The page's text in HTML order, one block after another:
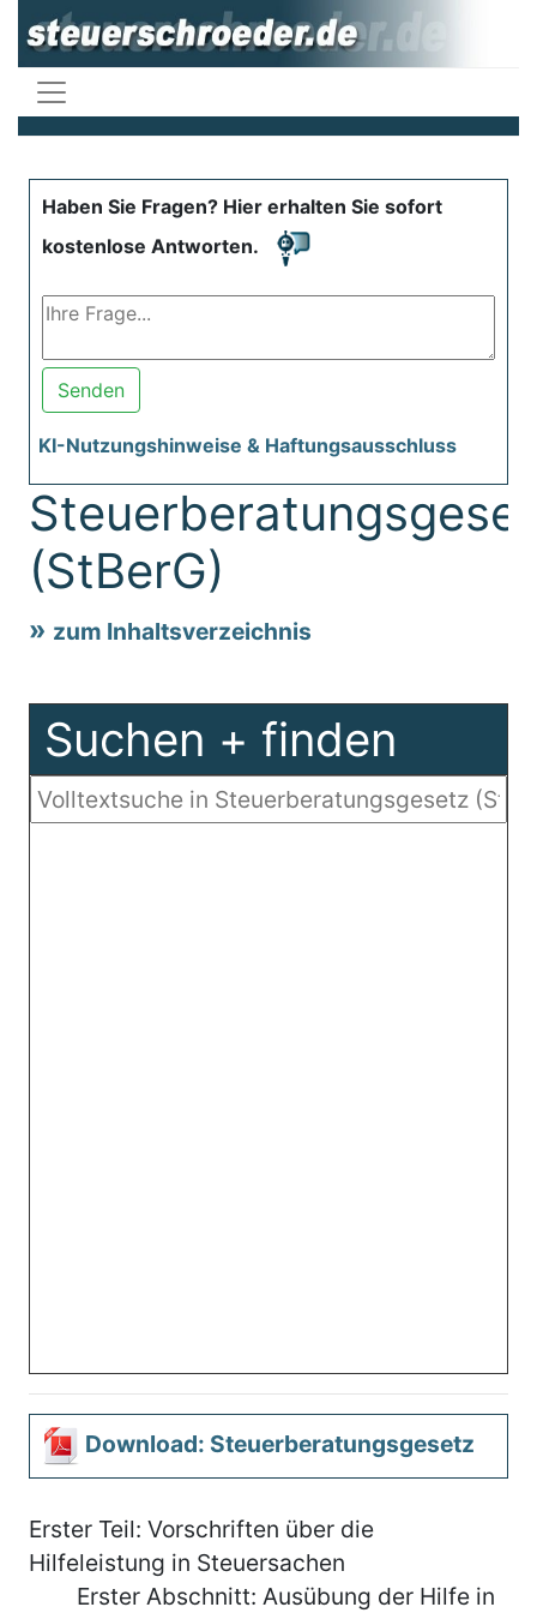
Haben Sie Fragen? Hier erhalten Sie sofort
kostenlose Antworten.
Senden
KI-Nutzungshinweise & Haftungsausschluss
(StBerG)
zum Inhaltsverzeichnis
Suchen + finden
Download: Steuerberatungsgesetz
Erster Teil: Vorschriften über die
Hilfeleistung in Steuersachen
Erster Abschnitt: Ausübung der Hilfe in